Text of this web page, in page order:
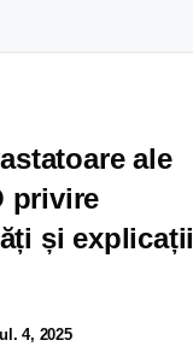
ale
privire
și explicații
4, 2025